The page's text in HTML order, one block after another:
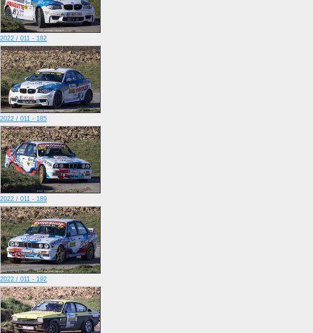
2022 / 011 - 182
2022 / 011 - 185
2022 / 011 - 189
2022 / 011 - 192